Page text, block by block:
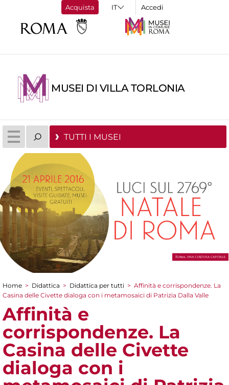
Acquista Accedi
MUSEI DI VILLA TORLONIA
TUTTI I MUSEI
Tu sei qui
Home > Didattica > Didattica per tutti > Affinità e corrispondenze. La
Casina delle Civette dialoga con i metamosaici di Patrizia Dalla Valle
Affinità e
corrispondenze. La
Casina delle Civette
dialoga con i